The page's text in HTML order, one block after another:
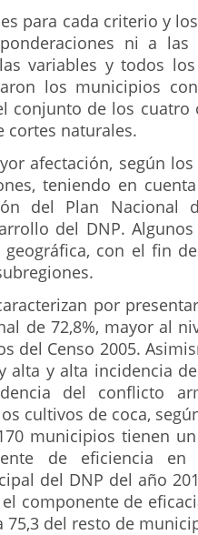
para cada criterio y
ni a
variables y todos
los municipios
conjunto de los cuatro
cortes naturales.
afectación, según
teniendo en
del Plan Nacional
del DNP.
con el fin
por
de 72,8%, mayor al
del Censo 2005.
alta y alta incidencia
del conflicto
cultivos de coca,
municipios tienen
de eficiencia en
del DNP del año
componente de
75,3 del resto de